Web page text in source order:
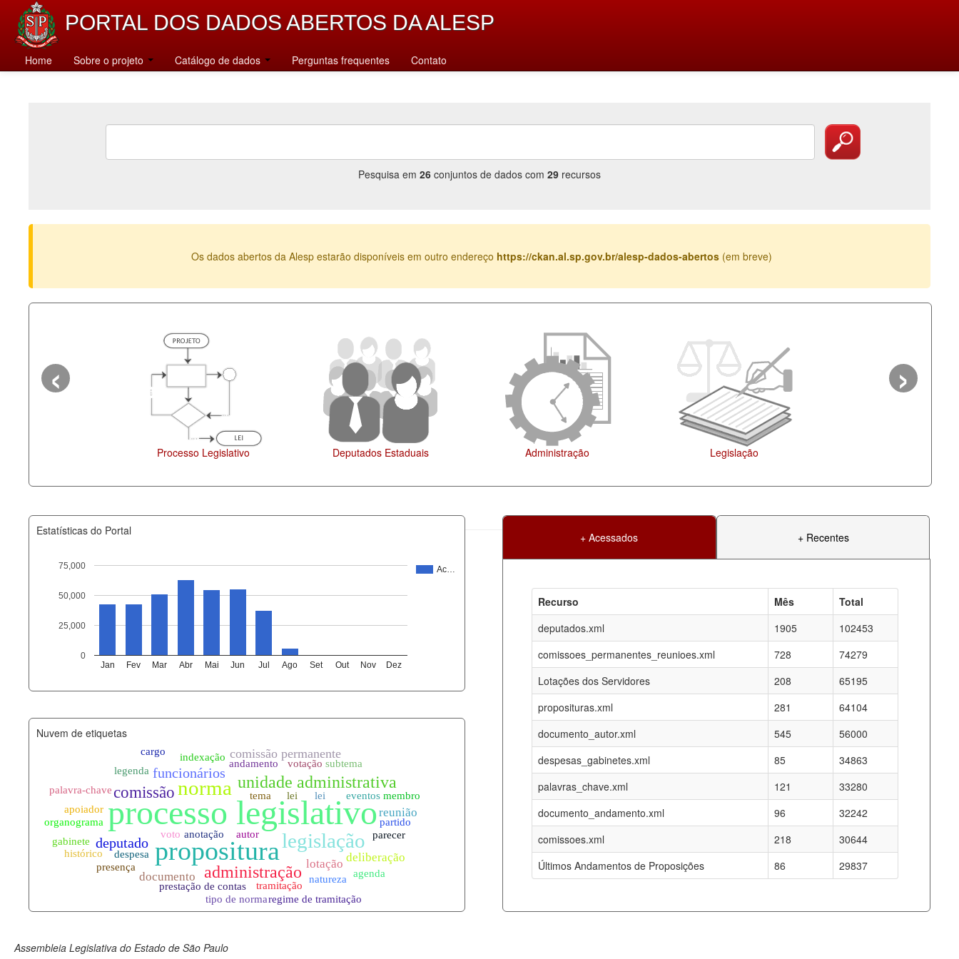
PORTAL DOS DADOS ABERTOS DA ALESP
Home Sobre o projeto Catálogo de dados Perguntas frequentes Contato
Pesquisa em 26 conjuntos de dados com 29 recursos
Os dados abertos da Alesp estarão disponíveis em outro endereço https://ckan.al.sp.gov.br/alesp-dados-abertos (em breve)
Deputados Estaduais Administração Legislação
‹ ›
Estatísticas do Portal
Ac…
Jan Fev Mar Abr Mai Jun Jul Ago Set Out Nov Dez
0
25,000
50,000
75,000
+ Acessados + Recentes
Recurso Mês
Total
deputados.xml
1905
102453
comissoes_permanentes_reunioes.xml
728
74279
Lotações dos Servidores
208
65195
proposituras.xml
281
64104
documento_autor.xml
545
56000
despesas_gabinetes.xml
85
34863
palavras_chave.xml
121
33280
documento_andamento.xml
96
32242
comissoes.xml
218
30644
Últimos Andamentos de Proposições
86 29837
documento_andamento_atual.xml
07-08-2026
agenda_eventos.xml
07-08-2026
comissoes_permanentes_votacoes.xml
documento_andamento.xml
07-08-2026
palavras_chave.xml
07-08-2026
legislacao_normas.xml
07-08-2026
legislacao_norma_anotacoes.xml
07-08-2026
Nuvem de etiquetas
Assembleia Legislativa do Estado de São Paulo